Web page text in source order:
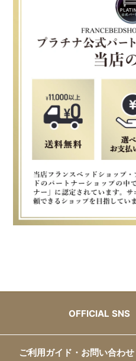
OFFICIAL SNS
ご利用ガイド・お問い合わせ